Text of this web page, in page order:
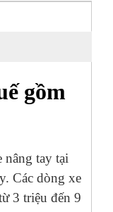
gồm
tay tại
Các dòng xe
3 triệu đến 9